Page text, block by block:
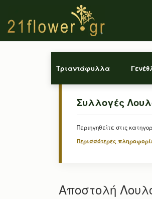
Τριαντάφυλλα
Συλλογές
Περιηγηθείτε στις
Περισσότερες
Αποστολή